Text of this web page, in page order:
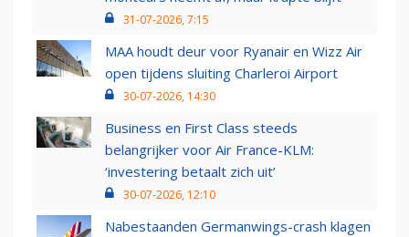
31-07-2026, 7:15
MAA houdt deur voor Ryanair en Wizz Air
open tijdens sluiting Charleroi Airport
30-07-2026, 14:30
Business en First Class steeds
belangrijker voor Air France-KLM:
‘investering betaalt zich uit’
30-07-2026, 12:10
Nabestaanden Germanwings-crash klagen